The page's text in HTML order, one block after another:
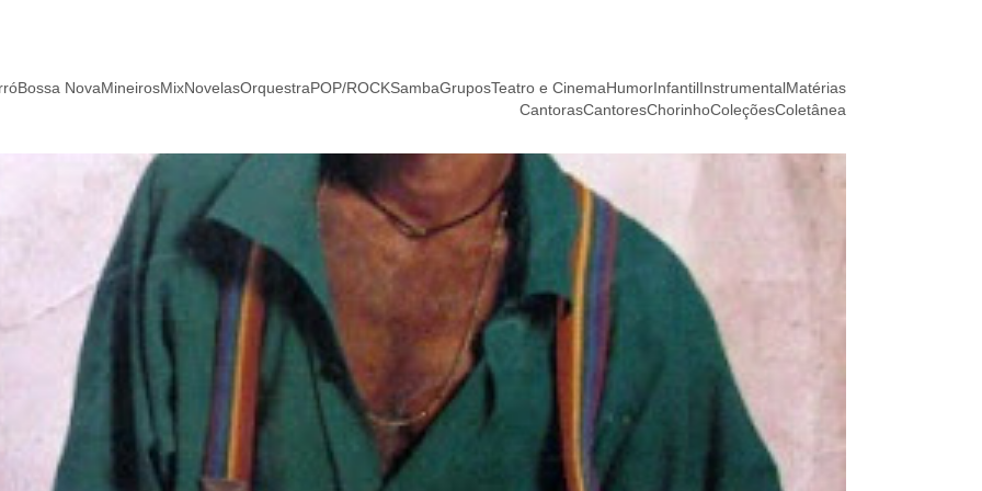
Bossa NovaMineirosMixNovelasOrquestraPOP/ROCKSambaGruposTeatro e CinemaHumorInfantilInstrumentalMatérias
CantorasCantoresChorinhoColeçõesColetânea